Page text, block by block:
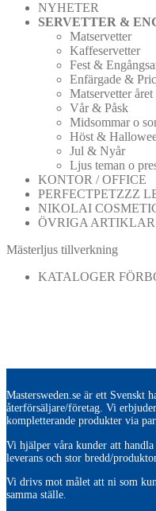
NYHETER
SERVETTER &
Matservetter
Kaffeservetter
Fest &
Enfärgade &
Matservetter
Vår & Påsk
Midsommar o
Höst &
Jul & Nyår
Ljus teman o
KONTOR / OFFICE
PERFECTPETZZZ
NIKOLAI
ÖVRIGA ARTIKLAR
Mästerljus tillverkning
KATALOGER
Mastersweden.se är ett Svenskt
återförsäljare/företag. Vi
kompletterande produkter via
Vi hjälper våra kunder att
leverans och stor bredd/
Vi drivs mot målet att ni som
samma ställe.